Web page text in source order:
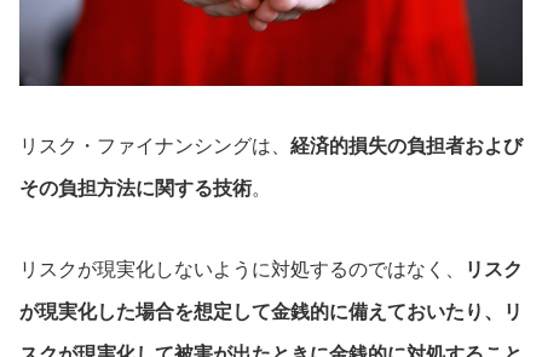
リスク・ファイナンシングは、 経済的損失の負担者および
その負担方法に関する技術。
リスクが現実化しないように対処するのではなく、 リスク
が現実化した場合を想定して金銭的に備えておいたり、リ